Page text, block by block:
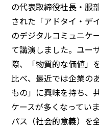
の代表取締役社長・服
された「アドタイ・デ
のデジタルコミュニケ
て講演しました。ユー
際、「物質的な価値」
比べ、最近では企業の
もの」に興味を持ち、
ケースが多くなってい
パス（社会的意義）を